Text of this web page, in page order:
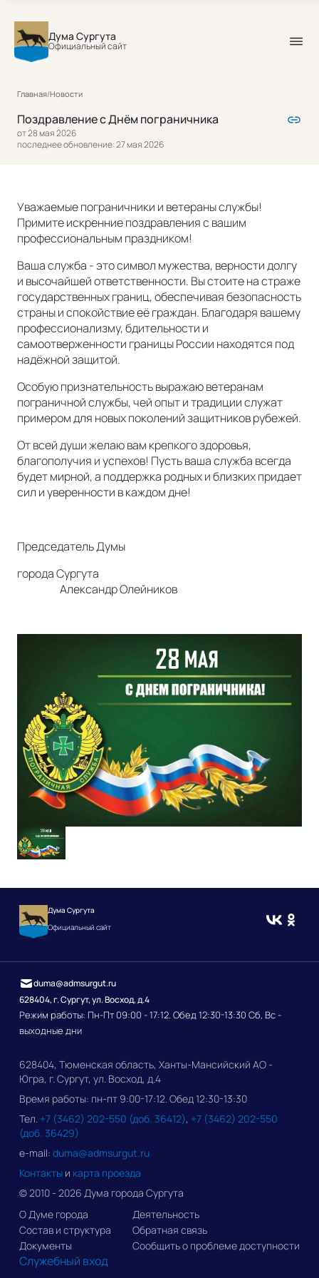
Дума Сургута
Официальный сайт
Главная/Новости
Поздравление с Днём пограничника
от 28 мая 2026
последнее обновление: 27 мая 2026
Уважаемые пограничники и ветераны службы!
Примите искренние поздравления с вашим
профессиональным праздником!
Ваша служба - это символ мужества, верности долгу
и высочайшей ответственности. Вы стоите на страже
государственных границ, обеспечивая безопасность
страны и спокойствие её граждан. Благодаря вашему
профессионализму, бдительности и
самоотверженности границы России находятся под
надёжной защитой.
Особую признательность выражаю ветеранам
пограничной службы, чей опыт и традиции служат
примером для новых поколений защитников рубежей.
От всей души желаю вам крепкого здоровья,
благополучия и успехов! Пусть ваша служба всегда
будет мирной, а поддержка родных и близких придает
сил и уверенности в каждом дне!
Председатель Думы
города Сургута
Александр Олейников
Дума Сургута
Официальный сайт
628404, г. Сургут, ул. Восход, д.4
Режим работы: Пн-Пт 09:00 - 17:12. Обед 12:30-13:30 Сб, Вс -
выходные дни
duma@admsurgut.ru
628404, Тюменская область, Ханты-Мансийский АО -
Югра, г. Сургут, ул. Восход, д.4
Время работы: пн-пт 9:00-17:12. Обед 12:30-13:30
Тел. +7 (3462) 202-550 (доб. 36412), +7 (3462) 202-550
(доб. 36429)
e-mail: duma@admsurgut.ru
Контакты и карта проезда
© 2010 - 2026 Дума города Сургута
О Думе города
Состав и структура
Документы
Деятельность
Обратная связь
Сообщить о проблеме доступности
Служебный вход